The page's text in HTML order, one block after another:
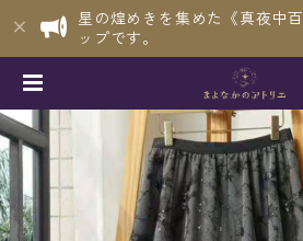
星の煌めきを集めた《真夜中
ップです。